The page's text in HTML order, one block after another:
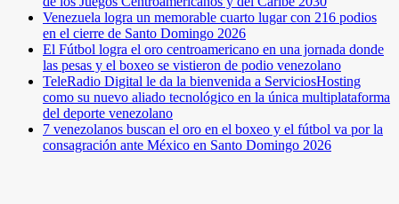
Venezuela logra un memorable cuarto lugar con 216 podios
en el cierre de Santo Domingo 2026
El Fútbol logra el oro centroamericano en una jornada donde
las pesas y el boxeo se vistieron de podio venezolano
TeleRadio Digital le da la bienvenida a ServiciosHosting
como su nuevo aliado tecnológico en la única multiplataforma
del deporte venezolano
7 venezolanos buscan el oro en el boxeo y el fútbol va por la
consagración ante México en Santo Domingo 2026